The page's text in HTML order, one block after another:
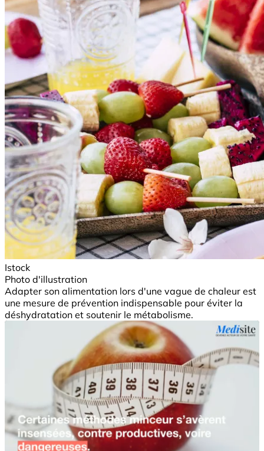
Istock
Photo d'illustration
Adapter son alimentation lors d'une vague de chaleur est
une mesure de prévention indispensable pour éviter la
déshydratation et soutenir le métabolisme.